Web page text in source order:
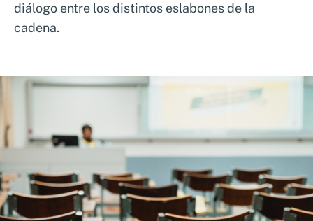
diálogo entre los distintos eslabones de la
cadena.